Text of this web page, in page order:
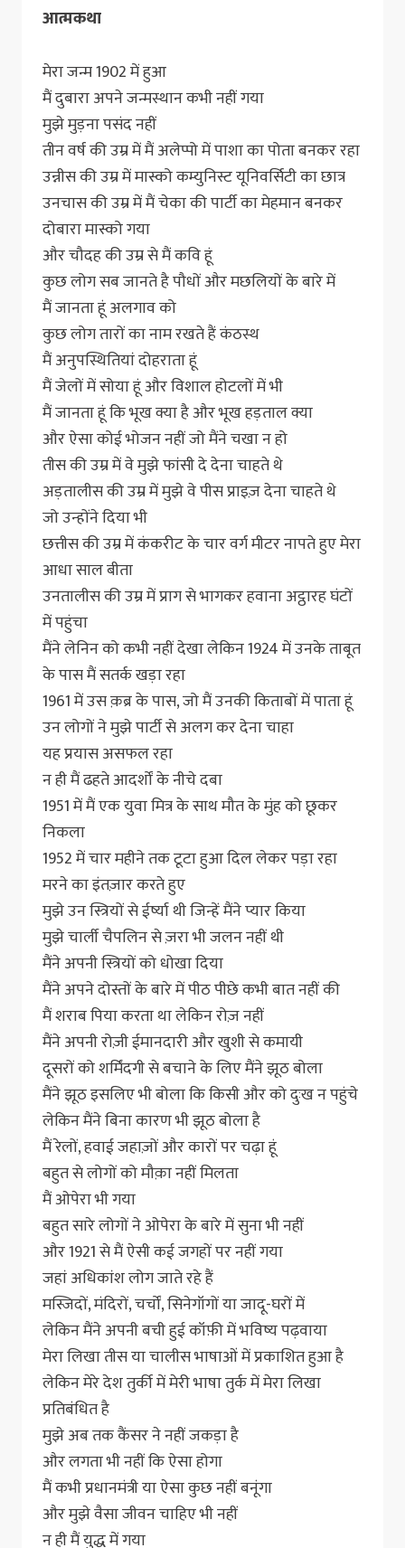
आत्मकथा
मेरा जन्म 1902 में हुआ
मैं दुबारा अपने जन्मस्थान कभी नहीं गया
मुझे मुड़ना पसंद नहीं
तीन वर्ष की उम्र में मैं अलेप्पो में पाशा का पोता बनकर रहा
उन्नीस की उम्र में मास्को कम्युनिस्ट यूनिवर्सिटी का छात्र
उनचास की उम्र में मैं चेका की पार्टी का मेहमान बनकर
दोबारा मास्को गया
और चौदह की उम्र से मैं कवि हूं
कुछ लोग सब जानते है पौधों और मछलियों के बारे में
मैं जानता हूं अलगाव को
कुछ लोग तारों का नाम रखते हैं कंठस्थ
मैं अनुपस्थितियां दोहराता हूं
मैं जेलों में सोया हूं और विशाल होटलों में भी
मैं जानता हूं कि भूख क्या है और भूख हड़ताल क्या
और ऐसा कोई भोजन नहीं जो मैंने चखा न हो
तीस की उम्र में वे मुझे फांसी दे देना चाहते थे
अड़तालीस की उम्र में मुझे वे पीस प्राइज़ देना चाहते थे
जो उन्होंने दिया भी
छत्तीस की उम्र में कंकरीट के चार वर्ग मीटर नापते हुए मेरा
आधा साल बीता
उनतालीस की उम्र में प्राग से भागकर हवाना अट्ठारह घंटों
में पहुंचा
मैंने लेनिन को कभी नहीं देखा लेकिन 1924 में उनके ताबूत
के पास मैं सतर्क खड़ा रहा
1961 में उस क़ब्र के पास, जो मैं उनकी किताबों में पाता हूं
उन लोगों ने मुझे पार्टी से अलग कर देना चाहा
यह प्रयास असफल रहा
न ही मैं ढहते आदर्शों के नीचे दबा
1951 में मैं एक युवा मित्र के साथ मौत के मुंह को छूकर
निकला
1952 में चार महीने तक टूटा हुआ दिल लेकर पड़ा रहा
मरने का इंतज़ार करते हुए
मुझे उन स्त्रियों से ईर्ष्या थी जिन्हें मैंने प्यार किया
मुझे चार्ली चैपलिन से ज़रा भी जलन नहीं थी
मैंने अपनी स्त्रियों को धोखा दिया
मैंने अपने दोस्तों के बारे में पीठ पीछे कभी बात नहीं की
मैं शराब पिया करता था लेकिन रोज़ नहीं
मैंने अपनी रोज़ी ईमानदारी और खुशी से कमायी
दूसरों को शर्मिंदगी से बचाने के लिए मैंने झूठ बोला
मैंने झूठ इसलिए भी बोला कि किसी और को दुःख न पहुंचे
लेकिन मैंने बिना कारण भी झूठ बोला है
मैं रेलों, हवाई जहाज़ों और कारों पर चढ़ा हूं
बहुत से लोगों को मौक़ा नहीं मिलता
मैं ओपेरा भी गया
बहुत सारे लोगों ने ओपेरा के बारे में सुना भी नहीं
और 1921 से मैं ऐसी कई जगहों पर नहीं गया
जहां अधिकांश लोग जाते रहे हैं
मस्जिदों, मंदिरों, चर्चों, सिनेगॉगों या जादू-घरों में
लेकिन मैंने अपनी बची हुई कॉफ़ी में भविष्य पढ़वाया
मेरा लिखा तीस या चालीस भाषाओं में प्रकाशित हुआ है
लेकिन मेरे देश तुर्की में मेरी भाषा तुर्क में मेरा लिखा
प्रतिबंधित है
मुझे अब तक कैंसर ने नहीं जकड़ा है
और लगता भी नहीं कि ऐसा होगा
मैं कभी प्रधानमंत्री या ऐसा कुछ नहीं बनूंगा
और मुझे वैसा जीवन चाहिए भी नहीं
न ही मैं युद्ध में गया